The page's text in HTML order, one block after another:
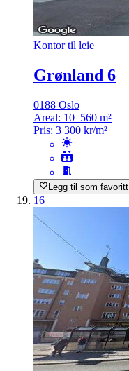
Kontor til leie
Grønland 6
0188 Oslo
Areal: 10–560 m²
Pris: 3 300 kr/m²
Legg til som favoritt
16